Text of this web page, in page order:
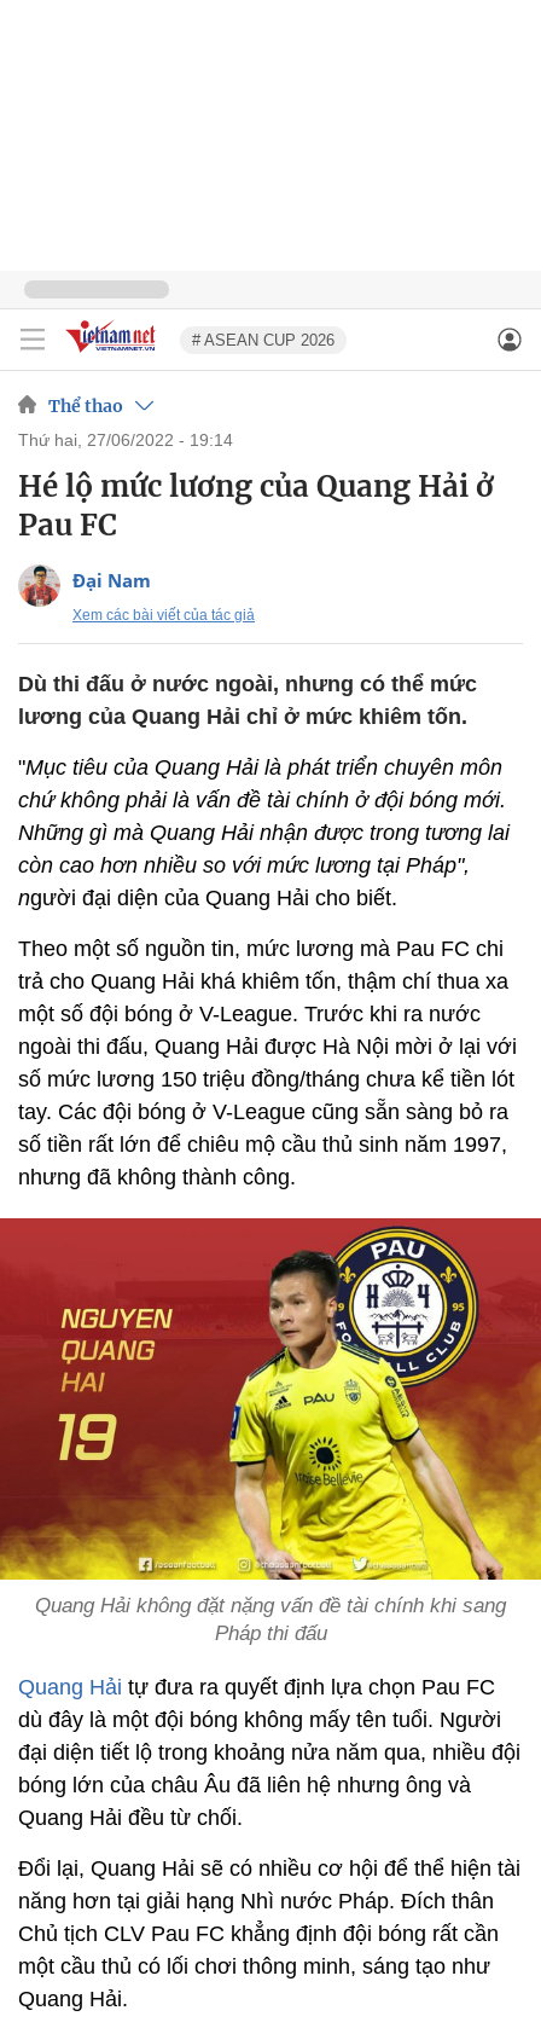
# ASEAN CUP 2026
Thể thao
thứ hai, 27/06/2022 - 19:14
Hé lộ mức lương của Quang Hải ở
Pau FC
Đại Nam
Xem các bài viết của tác giả
Dù thi đấu ở nước ngoài, nhưng có thể mức
lương của Quang Hải chỉ ở mức khiêm tốn.
"Mục tiêu của Quang Hải là phát triển chuyên môn
chứ không phải là vấn đề tài chính ở đội bóng mới.
Những gì mà Quang Hải nhận được trong tương lai
còn cao hơn nhiều so với mức lương tại Pháp",
người đại diện của Quang Hải cho biết.
Theo một số nguồn tin, mức lương mà Pau FC chi
trả cho Quang Hải khá khiêm tốn, thậm chí thua xa
một số đội bóng ở V-League. Trước khi ra nước
ngoài thi đấu, Quang Hải được Hà Nội mời ở lại với
số mức lương 150 triệu đồng/tháng chưa kể tiền lót
tay. Các đội bóng ở V-League cũng sẵn sàng bỏ ra
số tiền rất lớn để chiêu mộ cầu thủ sinh năm 1997,
nhưng đã không thành công.
Quang Hải không đặt nặng vấn đề tài chính khi sang
Pháp thi đấu
Quang Hải tự đưa ra quyết định lựa chọn Pau FC
dù đây là một đội bóng không mấy tên tuổi. Người
đại diện tiết lộ trong khoảng nửa năm qua, nhiều đội
bóng lớn của châu Âu đã liên hệ nhưng ông và
Quang Hải đều từ chối.
Đổi lại, Quang Hải sẽ có nhiều cơ hội để thể hiện tài
năng hơn tại giải hạng Nhì nước Pháp. Đích thân
Chủ tịch CLV Pau FC khẳng định đội bóng rất cần
một cầu thủ có lối chơi thông minh, sáng tạo như
Quang Hải.